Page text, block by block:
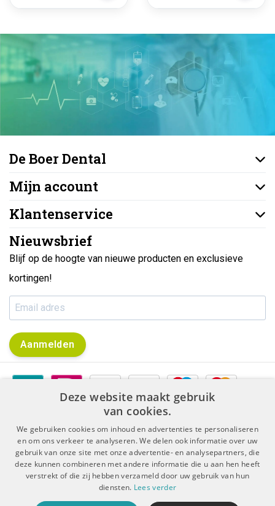
De Boer Dental
Mijn account
Klantenservice
Nieuwsbrief
Blijf op de hoogte van nieuwe producten en exclusieve
kortingen!
Aanmelden
Algemene voorwaarden | Disclaimer & Privacy Protocol |
Sitemap | RSS Feed
© Copyright 2026 - De Boer Dental | Realisatie
Deze website maakt gebruik
van cookies.
We gebruiken cookies om inhoud en advertenties te personaliseren
en om ons verkeer te analyseren. We delen ook informatie over uw
gebruik van onze site met onze advertentie- en analysepartners, die
deze kunnen combineren met andere informatie die u aan hen heeft
verstrekt of die zij hebben verzameld door uw gebruik van hun
diensten. Lees verder